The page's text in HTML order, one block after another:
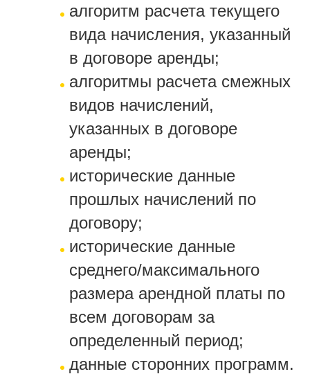
алгоритм расчета текущего
вида начисления, указанный
в договоре аренды;
алгоритмы расчета смежных
видов начислений,
указанных в договоре
аренды;
исторические данные
прошлых начислений по
договору;
исторические данные
среднего/максимального
размера арендной платы по
всем договорам за
определенный период;
данные сторонних программ.